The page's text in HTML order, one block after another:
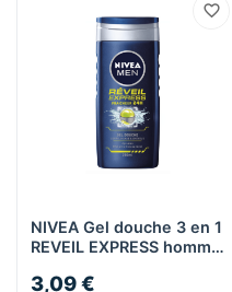
NIVEA Gel douche 3 en 1
REVEIL EXPRESS homme
3,09 €